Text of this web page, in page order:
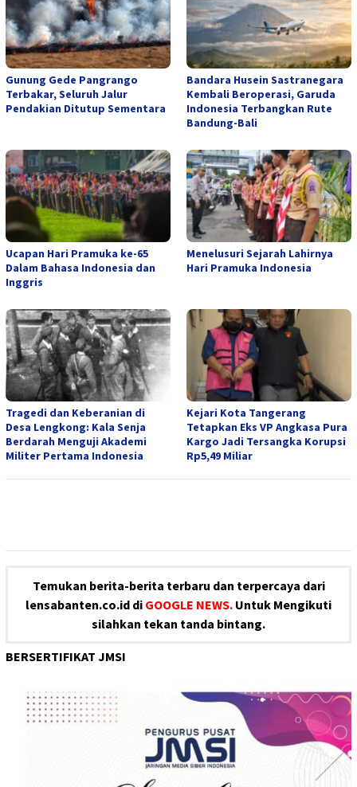
Gunung Gede Pangrango
Terbakar, Seluruh Jalur
Pendakian Ditutup Sementara
Bandara Husein Sastranegara
Kembali Beroperasi, Garuda
Indonesia Terbangkan Rute
Bandung-Bali
Ucapan Hari Pramuka ke-65
Dalam Bahasa Indonesia dan
Inggris
Menelusuri Sejarah Lahirnya
Hari Pramuka Indonesia
Tragedi dan Keberanian di
Desa Lengkong: Kala Senja
Berdarah Menguji Akademi
Militer Pertama Indonesia
Kejari Kota Tangerang
Tetapkan Eks VP Angkasa Pura
Kargo Jadi Tersangka Korupsi
Rp5,49 Miliar
Temukan berita-berita terbaru dan terpercaya dari
lensabanten.co.id di GOOGLE NEWS. Untuk Mengikuti
silahkan tekan tanda bintang.
BERSERTIFIKAT JMSI